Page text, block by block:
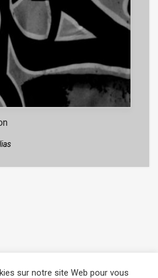
sur notre site Web pour vous